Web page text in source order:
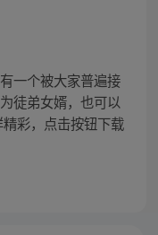
一个被大家普遍接
徒弟女婿，也可以
彩，点击按钮下载